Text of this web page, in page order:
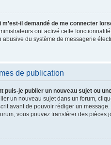
m’est-il demandé de me connecter
ont activé cette
abusive du système de messagerie
de publication
puis-je publier un nouveau sujet ou
un nouveau sujet dans un forum,
avant de pouvoir rédiger un
vous pouvez transférer des pièces